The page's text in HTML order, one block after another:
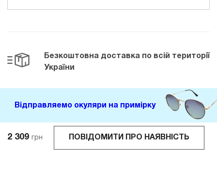
2 309 грн ПОВІДОМИТИ ПРО НАЯВНІСТЬ
Безкоштовна доставка по всій території
України
Відправляемо окуляри на примірку